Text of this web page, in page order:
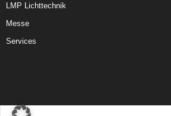
LMP Lichttechnik
Messe
Services